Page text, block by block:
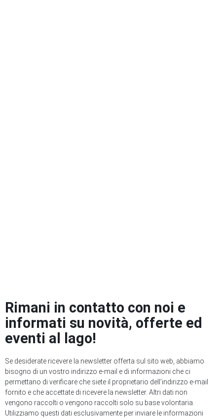
Rimani in contatto con noi e
informati su novità, offerte ed
eventi al lago!
Se desiderate ricevere la newsletter offerta sul sito web, abbiamo
bisogno di un vostro indirizzo e-mail e di informazioni che ci
permettano di verificare che siete il proprietario dell’indirizzo e-mail
fornito e che accettate di ricevere la newsletter. Altri dati non
vengono raccolti o vengono raccolti solo su base volontaria.
Utilizziamo questi dati esclusivamente per inviare le informazioni